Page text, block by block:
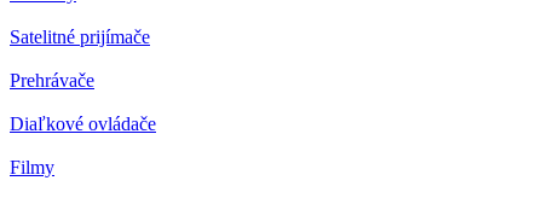
Satelitné prijímače
Prehrávače
Diaľkové ovládače
Filmy